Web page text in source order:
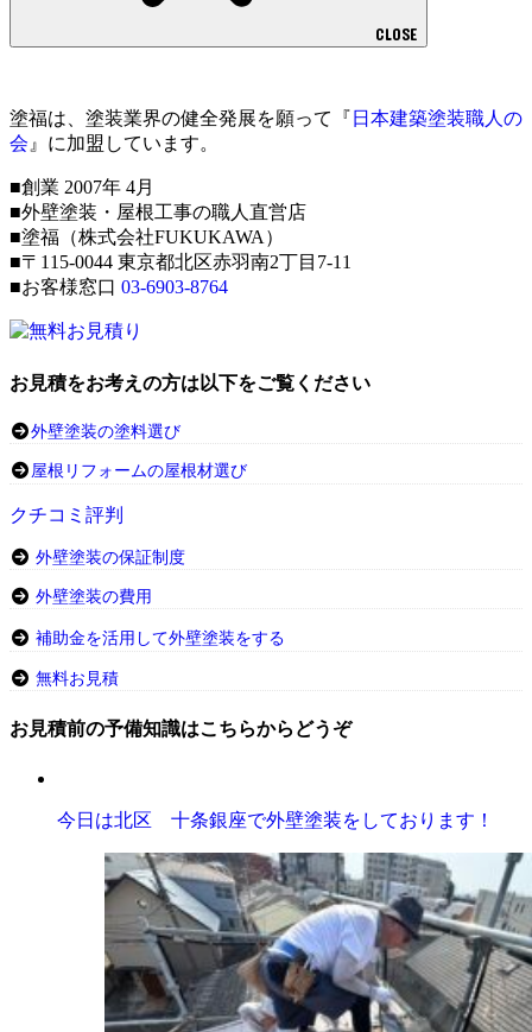
CLOSE
塗福は、塗装業界の健全発展を願って『 日本建築塗装職人の
会 』に加盟しています。
■創業 2007年 4月
■外壁塗装・屋根工事の職人直営店
■塗福（株式会社FUKUKAWA）
■〒115-0044 東京都北区赤羽南2丁目7-11
■お客様窓口 03-6903-8764
お見積をお考えの方は以下をご覧ください
外壁塗装の塗料選び
屋根リフォームの屋根材選び
クチコミ評判
外壁塗装の保証制度
外壁塗装の費用
補助金を活用して外壁塗装をする
無料お見積
お見積前の予備知識はこちらからどうぞ
今日は北区 十条銀座で外壁塗装をしております！